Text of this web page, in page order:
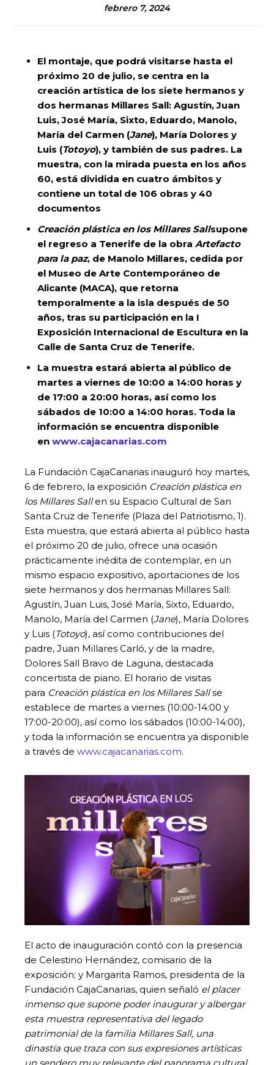
febrero 7, 2024
El montaje, que podrá visitarse hasta el
próximo 20 de julio, se centra en la
creación artística de los siete hermanos y
dos hermanas Millares Sall: Agustín, Juan
Luis, José María, Sixto, Eduardo, Manolo,
María del Carmen (Jane), María Dolores y
Luis (Totoyo), y también de sus padres. La
muestra, con la mirada puesta en los años
60, está dividida en cuatro ámbitos y
contiene un total de 106 obras y 40
documentos
Creación plástica en los Millares Sallsupone
el regreso a Tenerife de la obra Artefacto
para la paz, de Manolo Millares, cedida por
el Museo de Arte Contemporáneo de
Alicante (MACA), que retorna
temporalmente a la isla después de 50
años, tras su participación en la I
Exposición Internacional de Escultura en la
Calle de Santa Cruz de Tenerife.
La muestra estará abierta al público de
martes a viernes de 10:00 a 14:00 horas y
de 17:00 a 20:00 horas, así como los
sábados de 10:00 a 14:00 horas. Toda la
información se encuentra disponible
en www.cajacanarias.com
La Fundación CajaCanarias inauguró hoy martes,
6 de febrero, la exposición Creación plástica en
los Millares Sallen su Espacio Cultural de San
Santa Cruz de Tenerife (Plaza del Patriotismo, 1).
Esta muestra, que estará abierta al público hasta
el próximo 20 de julio, ofrece una ocasión
prácticamente inédita de contemplar, en un
mismo espacio expositivo, aportaciones de los
siete hermanos y dos hermanas Millares Sall:
Agustín, Juan Luis, José María, Sixto, Eduardo,
Manolo, María del Carmen (Jane), María Dolores
y Luis (Totoyo), así como contribuciones del
padre, Juan Millares Carló, y de la madre,
Dolores Sall Bravo de Laguna, destacada
concertista de piano. El horario de visitas
para Creación plástica en los Millares Sallse
establece de martes a viernes (10:00-14:00 y
17:00-20:00), así como los sábados (10:00-14:00),
y toda la información se encuentra ya disponible
a través de www.cajacanarias.com.
El acto de inauguración contó con la presencia
de Celestino Hernández, comisario de la
exposición; y Margarita Ramos, presidenta de la
Fundación CajaCanarias, quien señaló el placer
inmenso que supone poder inaugurar y albergar
esta muestra representativa del legado
patrimonial de la familia Millares Sall, una
dinastía que traza con sus expresiones artísticas